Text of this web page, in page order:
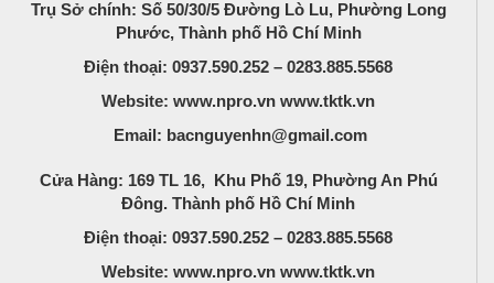
Trụ Sở chính: Số 50/30/5 Đường Lò Lu, Phường Long
Phước, Thành phố Hồ Chí Minh
Điện thoại: 0937.590.252 – 0283.885.5568
Website: www.npro.vn www.tktk.vn
Email: bacnguyenhn@gmail.com
Cửa Hàng: 169 TL 16, Khu Phố 19, Phường An Phú
Đông. Thành phố Hồ Chí Minh
Điện thoại: 0937.590.252 – 0283.885.5568
Website: www.npro.vn www.tktk.vn